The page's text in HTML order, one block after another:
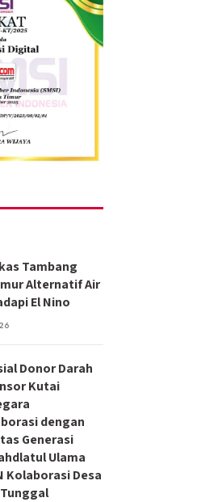
Tambang
Alternatif Air
El Nino
Donor Darah
Kutai
dengan
Generasi
Ulama
Kolaborasi Desa